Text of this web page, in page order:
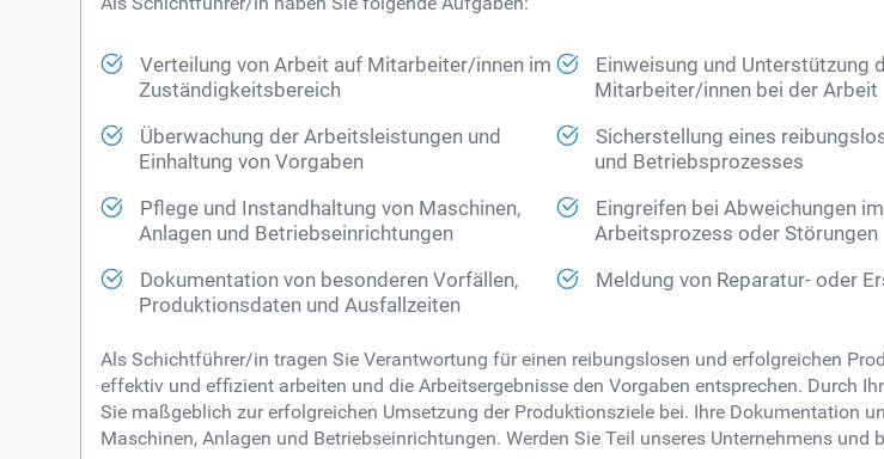
Verteilung von Arbeit auf Mitarbeiter/innen im
Zuständigkeitsbereich
Einweisung und Unterstützung
Mitarbeiter/innen bei der Arbeit
Überwachung der Arbeitsleistungen und
Einhaltung von Vorgaben
Sicherstellung eines
und Betriebsprozesses
Pflege und Instandhaltung von Maschinen,
Anlagen und Betriebseinrichtungen
Eingreifen bei Abweichungen im
Arbeitsprozess oder Störungen
Dokumentation von besonderen Vorfällen,
Produktionsdaten und Ausfallzeiten
Meldung von Reparatur- oder
Als Schichtführer/in tragen Sie Verantwortung für einen reibungslosen und erfolgreichen
effektiv und effizient arbeiten und die Arbeitsergebnisse den Vorgaben entsprechen. Durch
Sie maßgeblich zur erfolgreichen Umsetzung der Produktionsziele bei. Ihre Dokumentation
Maschinen, Anlagen und Betriebseinrichtungen. Werden Sie Teil unseres Unternehmens